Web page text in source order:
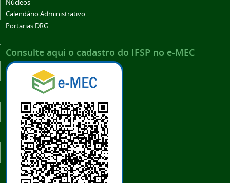
Núcleos
Calendário Administrativo
Portarias DRG
Consulte aqui o cadastro do IFSP no e-MEC